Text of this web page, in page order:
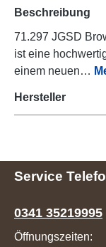
Beschreibung
71.297 JGSD
ist eine
einem neuen…
Hersteller
Service
0341 35219995
Öffnungszeiten: